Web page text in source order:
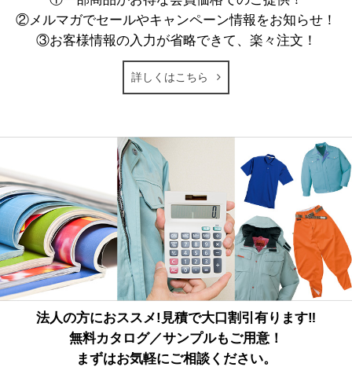
②メルマガでセールやキャンペーン情報をお知らせ！
③お客様情報の入力が省略できて、楽々注文！
詳しくはこちら
法人の方におススメ!見積で大口割引有ります‼
無料カタログ／サンプルもご用意！
まずはお気軽にご相談ください。